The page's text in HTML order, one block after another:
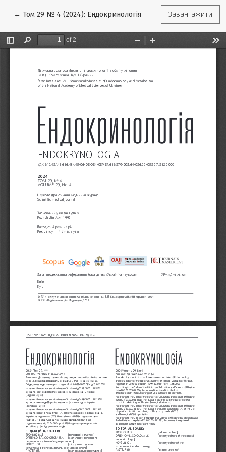
← Повернутися до подробиць статті
Том 29 № 4 (2024): Ендокринологія Завантажити